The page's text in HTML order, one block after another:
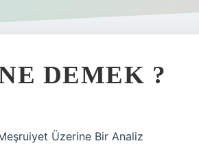
DEMEK ?
Üzerine Bir Analiz